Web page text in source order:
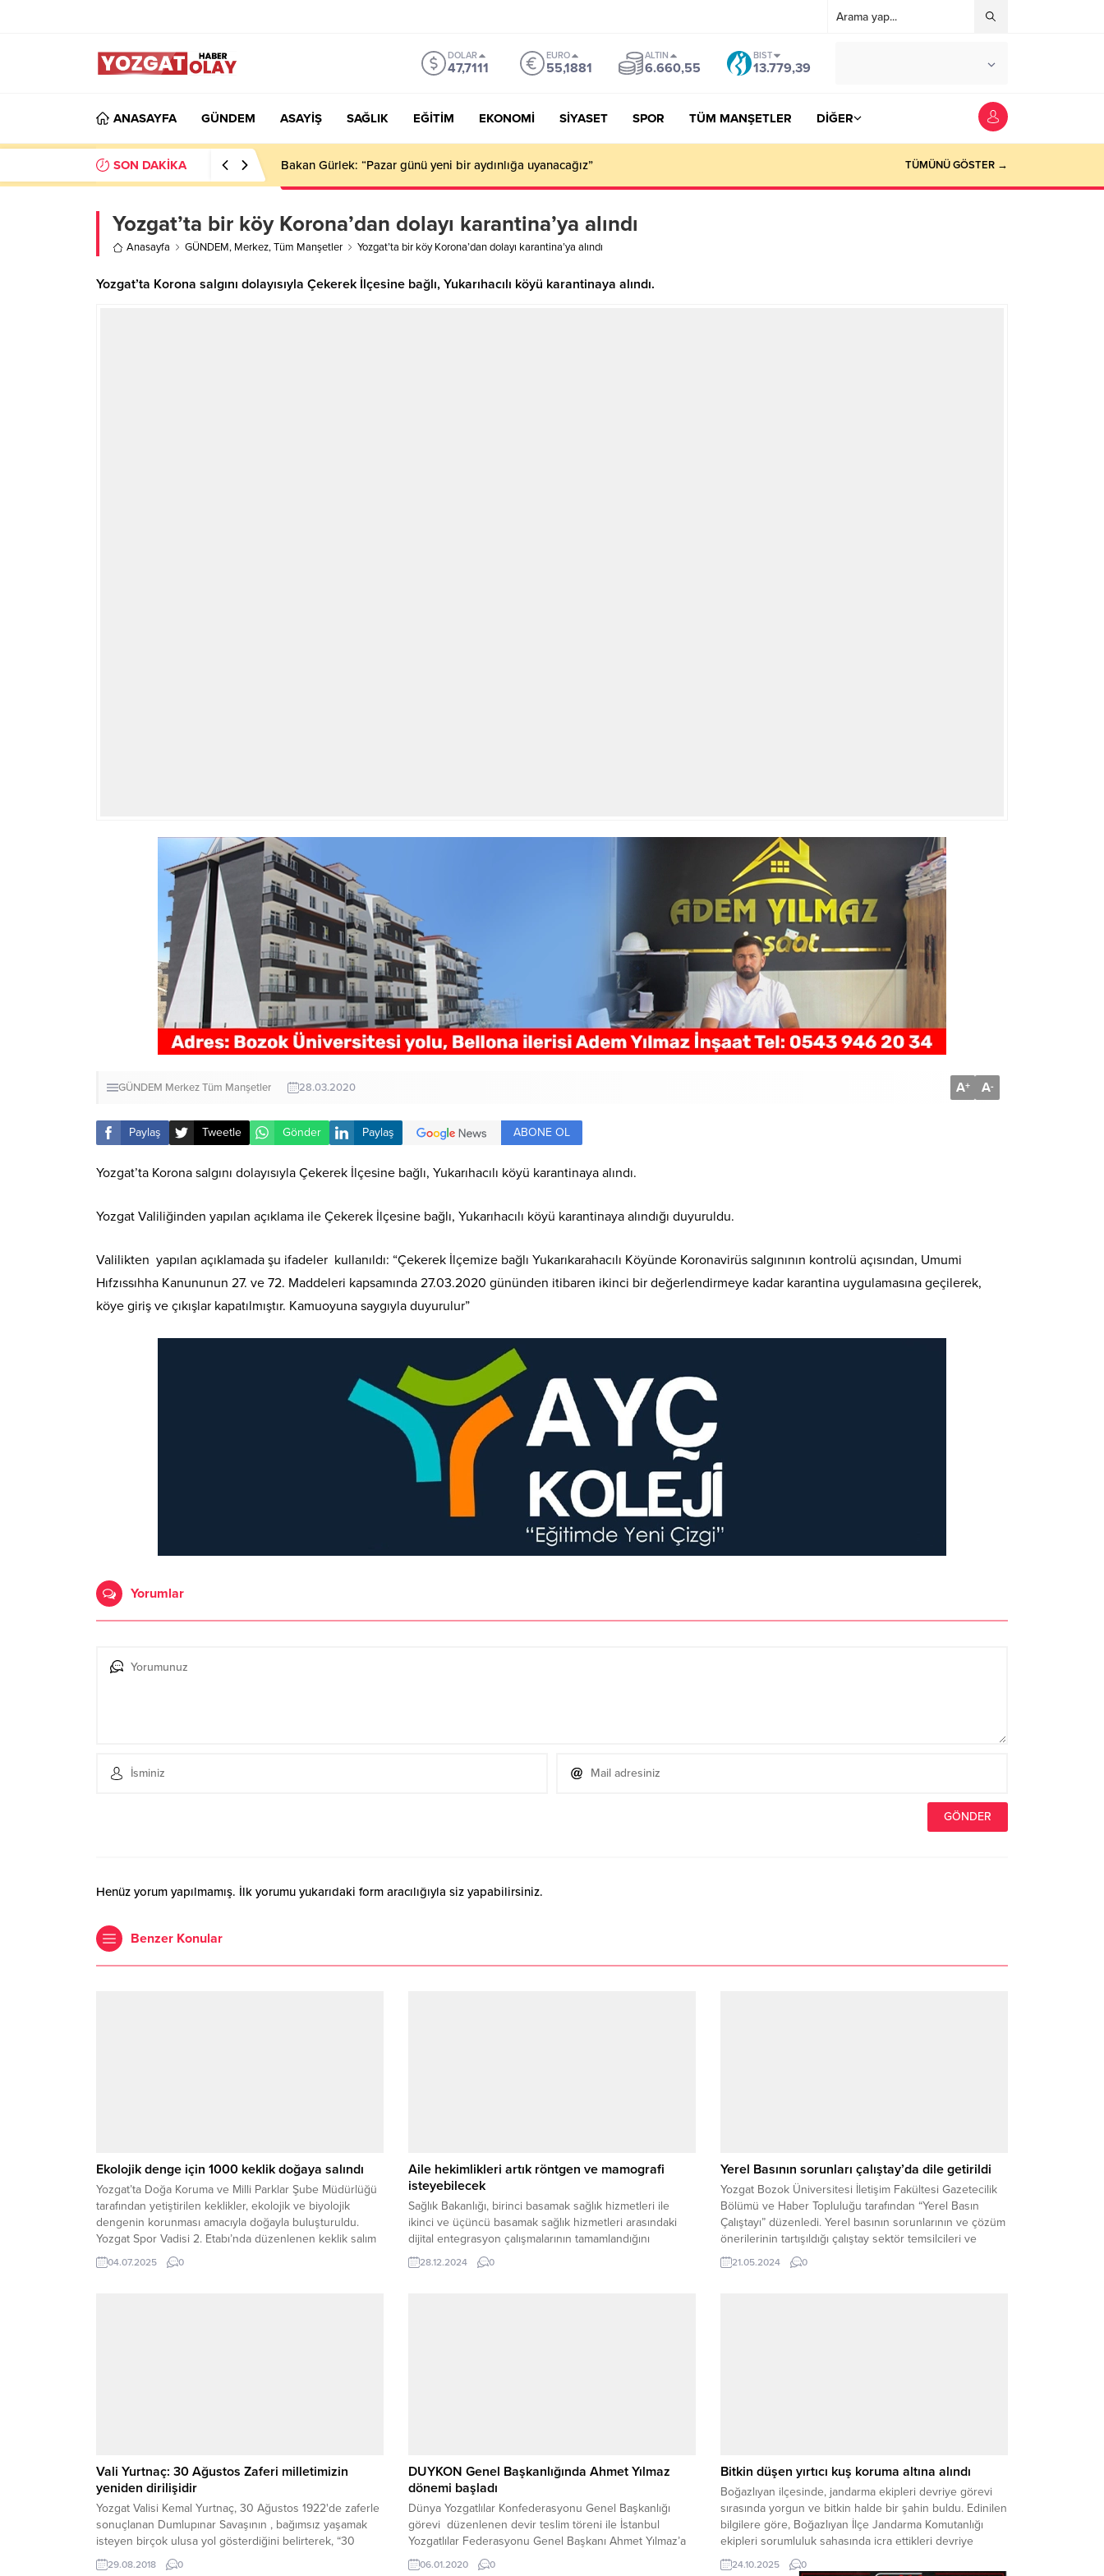
DOLAR
47,7111
EURO
55,1881
ALTIN
6.660,55
BIST
13.779,39
ANASAYFA GÜNDEM ASAYİŞ SAĞLIK EĞİTİM EKONOMİ SİYASET SPOR TÜM MANŞETLER DİĞER
SON DAKİKA Bakan Gürlek: “Pazar günü yeni bir aydınlığa uyanacağız” TÜMÜNÜ GÖSTER →
Yozgat’ta bir köy Korona’dan dolayı karantina’ya alındı
Anasayfa GÜNDEM, Merkez,Tüm Manşetler Yozgat’ta bir köy Korona’dan dolayı karantina’ya alındı
Yozgat’ta Korona salgını dolayısıyla Çekerek İlçesine bağlı, Yukarıhacılı köyü karantinaya alındı.
GÜNDEM MerkezTüm Manşetler 28.03.2020 A+ A-
Paylaş Tweetle Gönder Paylaş ABONE OL
Yozgat’ta Korona salgını dolayısıyla Çekerek İlçesine bağlı, Yukarıhacılı köyü karantinaya alındı.
Yozgat Valiliğinden yapılan açıklama ile Çekerek İlçesine bağlı, Yukarıhacılı köyü karantinaya alındığı duyuruldu.
Valilikten yapılan açıklamada şu ifadeler kullanıldı: “Çekerek İlçemize bağlı Yukarıkarahacılı Köyünde Koronavirüs salgınının kontrolü açısından, Umumi
Hıfzıssıhha Kanununun 27. ve 72. Maddeleri kapsamında 27.03.2020 gününden itibaren ikinci bir değerlendirmeye kadar karantina uygulamasına geçilerek,
köye giriş ve çıkışlar kapatılmıştır. Kamuoyuna saygıyla duyurulur”
Yorumlar
Henüz yorum yapılmamış. İlk yorumu yukarıdaki form aracılığıyla siz yapabilirsiniz.
Benzer Konular
Ekolojik denge için 1000 keklik doğaya salındı
Yozgat’ta Doğa Koruma ve Milli Parklar Şube Müdürlüğü
tarafından yetiştirilen keklikler, ekolojik ve biyolojik
dengenin korunması amacıyla doğayla buluşturuldu.
Yozgat Spor Vadisi 2. Etabı’nda düzenlenen keklik salım
programına Yozgat Valisi Mehmet Ali Özkan başta olmak
üzere çok sayıda protokol üyesi katıldı. 215 BİN KEKLİK
04.07.2025 0
Aile hekimlikleri artık röntgen ve mamografi
isteyebilecek
Sağlık Bakanlığı, birinci basamak sağlık hizmetleri ile
ikinci ve üçüncü basamak sağlık hizmetleri arasındaki
dijital entegrasyon çalışmalarının tamamlandığını
duyurdu. 1 Ocak 2025’ten itibaren tüm illerde
uygulanmaya başlanacak yeni sistem ile aile hekimleri,
28.12.2024 0
Yerel Basının sorunları çalıştay’da dile getirildi
Yozgat Bozok Üniversitesi İletişim Fakültesi Gazetecilik
Bölümü ve Haber Topluluğu tarafından “Yerel Basın
Çalıştayı” düzenledi. Yerel basının sorunlarının ve çözüm
önerilerinin tartışıldığı çalıştay sektör temsilcileri ve
akademiyi bir araya getirdi.
21.05.2024 0
Vali Yurtnaç: 30 Ağustos Zaferi milletimizin
yeniden dirilişidir
Yozgat Valisi Kemal Yurtnaç, 30 Ağustos 1922'de zaferle
sonuçlanan Dumlupınar Savaşının , bağımsız yaşamak
isteyen birçok ulusa yol gösterdiğini belirterek, “30
Ağustos Zaferi, milletimizin yeniden dirilişidir.”dedi.
29.08.2018 0
DUYKON Genel Başkanlığında Ahmet Yılmaz
dönemi başladı
Dünya Yozgatlılar Konfederasyonu Genel Başkanlığı
görevi düzenlenen devir teslim töreni ile İstanbul
Yozgatlılar Federasyonu Genel Başkanı Ahmet Yılmaz’a
devredildi.
06.01.2020 0
Bitkin düşen yırtıcı kuş koruma altına alındı
Boğazlıyan ilçesinde, jandarma ekipleri devriye görevi
sırasında yorgun ve bitkin halde bir şahin buldu. Edinilen
bilgilere göre, Boğazlıyan İlçe Jandarma Komutanlığı
ekipleri sorumluluk sahasında icra ettikleri devriye
faaliyeti sırasında yol kenarında hareketsiz halde duran
24.10.2025 0